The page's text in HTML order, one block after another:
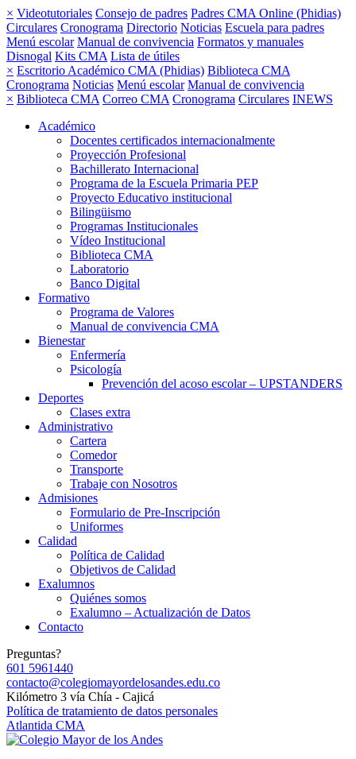
× Videotutoriales Consejo de padres Padres CMA Online (Phidias)
Circulares Cronograma Directorio Noticias Escuela para padres
Menú escolar Manual de convivencia Formatos y manuales
Disnogal Kits CMA Lista de útiles
× Escritorio Académico CMA (Phidias) Biblioteca CMA
Cronograma Noticias Menú escolar Manual de convivencia
× Biblioteca CMA Correo CMA Cronograma Circulares INEWS
Académico
Docentes certificados internacionalmente
Proyección Profesional
Bachillerato Internacional
Programa de la Escuela Primaria PEP
Proyecto Educativo institucional
Bilingüismo
Programas Institucionales
Vídeo Institucional
Biblioteca CMA
Laboratorio
Banco Digital
Formativo
Programa de Valores
Manual de convivencia CMA
Bienestar
Enfermería
Psicología
Prevención del acoso escolar – UPSTANDERS
Deportes
Clases extra
Administrativo
Cartera
Comedor
Transporte
Trabaje con Nosotros
Admisiones
Formulario de Pre-Inscripción
Uniformes
Calidad
Política de Calidad
Objetivos de Calidad
Exalumnos
Quiénes somos
Exalumno – Actualización de Datos
Contacto
Preguntas?
601 5961440
contacto@colegiomayordelosandes.edu.co
Kilómetro 3 vía Chía - Cajicá
Política de tratamiento de datos personales
Atlantida CMA